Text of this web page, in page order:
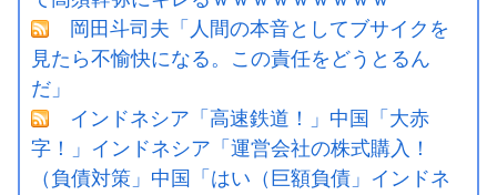
岡田斗司夫「人間の本音としてブサイクを
見たら不愉快になる。この責任をどうとるん
だ」
インドネシア「高速鉄道！」中国「大赤
字！」インドネシア「運営会社の株式購入！
（負債対策」中国「はい（巨額負債」インドネ